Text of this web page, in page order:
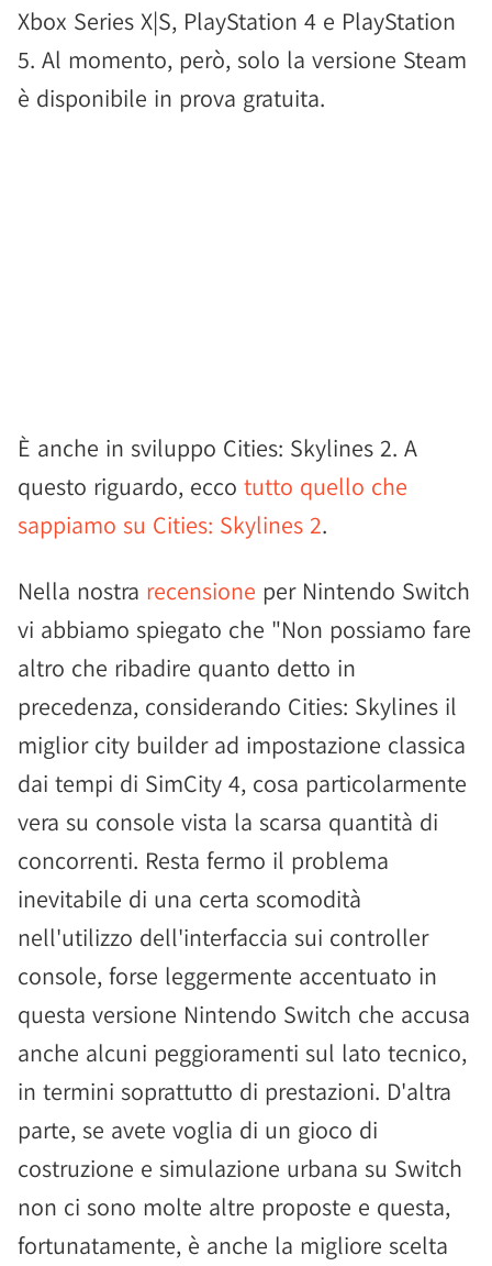
Xbox Series X|S, PlayStation 4 e PlayStation
5. Al momento, però, solo la versione Steam
è disponibile in prova gratuita.
È anche in sviluppo Cities: Skylines 2. A
questo riguardo, ecco tutto quello che
sappiamo su Cities: Skylines 2.
Nella nostra recensione per Nintendo Switch
vi abbiamo spiegato che "Non possiamo fare
altro che ribadire quanto detto in
precedenza, considerando Cities: Skylines il
miglior city builder ad impostazione classica
dai tempi di SimCity 4, cosa particolarmente
vera su console vista la scarsa quantità di
concorrenti. Resta fermo il problema
inevitabile di una certa scomodità
nell'utilizzo dell'interfaccia sui controller
console, forse leggermente accentuato in
questa versione Nintendo Switch che accusa
anche alcuni peggioramenti sul lato tecnico,
in termini soprattutto di prestazioni. D'altra
parte, se avete voglia di un gioco di
costruzione e simulazione urbana su Switch
non ci sono molte altre proposte e questa,
fortunatamente, è anche la migliore scelta